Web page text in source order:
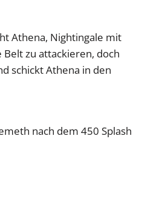
Athena, Nightingale mit
Belt zu attackieren, doch
schickt Athena in den
nach dem 450 Splash